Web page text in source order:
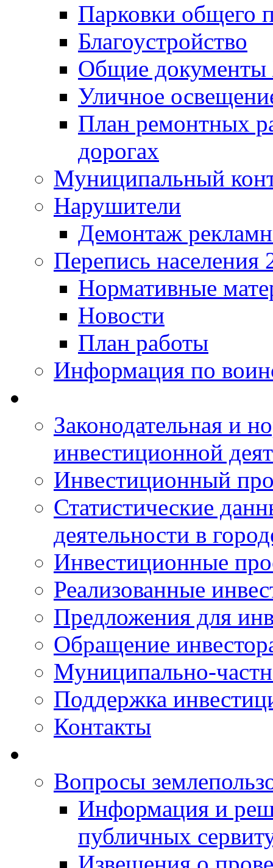
Парковки общего
Благоустройство
Общие
Уличное
План ремонтных
дорогах
Муниципальный
Нарушители
Демонтаж
Перепись населения
Нормативные
Новости
План работы
Информация по
Законодательная и
инвестиционной
Инвестиционный
Статистические
деятельности в
Инвестиционные
Реализованные
Предложения для
Обращение
Муниципально-
Поддержка
Контакты
Вопросы
Информация и
публичных